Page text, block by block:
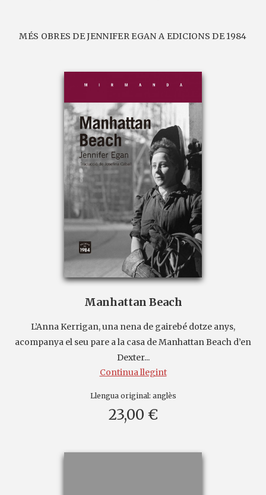
MÉS OBRES DE JENNIFER EGAN A EDICIONS DE 1984
Manhattan Beach
L’Anna Kerrigan, una nena de gairebé dotze anys,
acompanya el seu pare a la casa de Manhattan Beach d’en
Dexter...
Continua llegint
Llengua original: anglès
23,00 €